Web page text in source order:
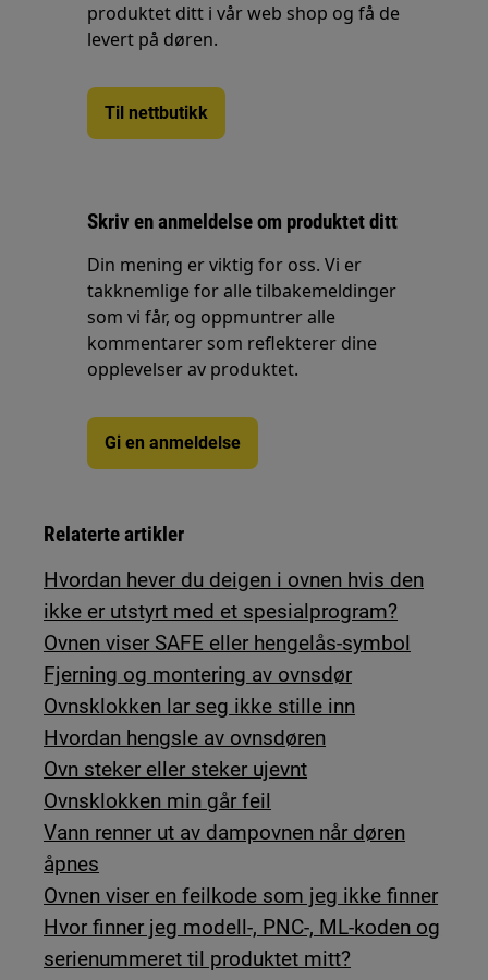
produktet ditt i vår web shop og få de
levert på døren.
Til nettbutikk
Skriv en anmeldelse om produktet ditt
Din mening er viktig for oss. Vi er
takknemlige for alle tilbakemeldinger
som vi får, og oppmuntrer alle
kommentarer som reflekterer dine
opplevelser av produktet.
Gi en anmeldelse
Relaterte artikler
Hvordan hever du deigen i ovnen hvis den
ikke er utstyrt med et spesialprogram?
Ovnen viser SAFE eller hengelås-symbol
Fjerning og montering av ovnsdør
Ovnsklokken lar seg ikke stille inn
Hvordan hengsle av ovnsdøren
Ovn steker eller steker ujevnt
Ovnsklokken min går feil
Vann renner ut av dampovnen når døren
åpnes
Ovnen viser en feilkode som jeg ikke finner
Hvor finner jeg modell-, PNC-, ML-koden og
serienummeret til produktet mitt?